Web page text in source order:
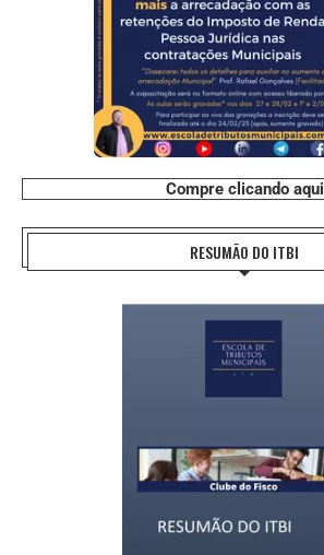
Compre clicando aqui
RESUMÃO DO ITBI